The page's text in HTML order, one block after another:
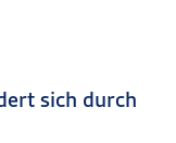
sich durch